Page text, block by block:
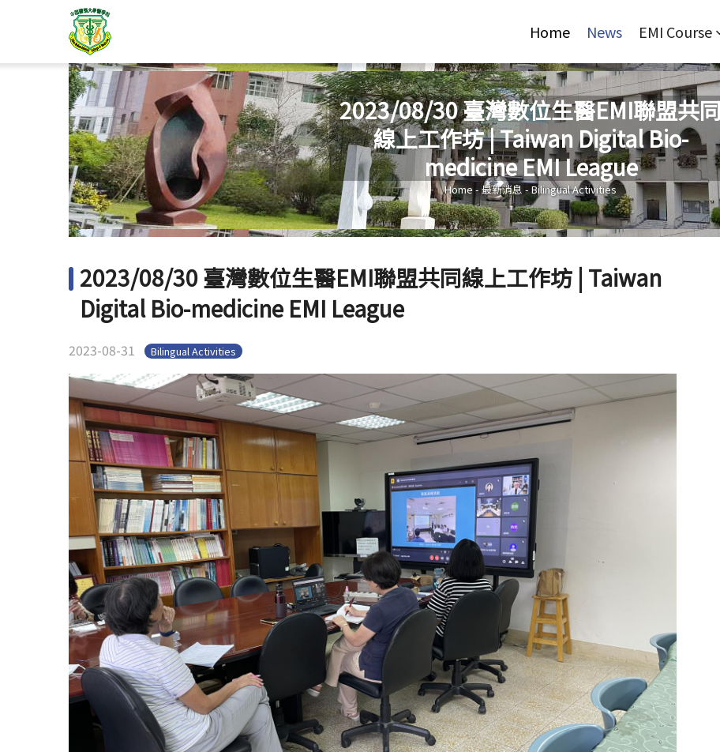
Home News EMI Course
2023/08/30 臺灣數位生醫EMI聯盟共同
線上工作坊 | Taiwan Digital Bio-
medicine EMI League
You are here
Home -最新消息 -Bilingual Activities
2023/08/30 臺灣數位生醫EMI聯盟共同線上工作坊 | Taiwan
Digital Bio-medicine EMI League
2023-08-31 Bilingual Activities